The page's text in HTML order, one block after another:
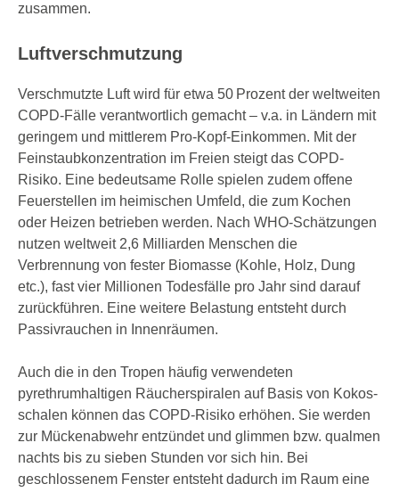
zusammen.
Luftverschmutzung
Verschmutzte Luft wird für etwa 50 Prozent der weltweiten
COPD-Fälle verantwortlich gemacht – v.a. in Ländern mit
geringem und mittlerem Pro-Kopf-Einkommen. Mit der
Feinstaubkonzen­tration im Freien steigt das COPD-
Risiko. Eine bedeutsame Rolle spielen zudem offene
Feuerstellen im heimischen Umfeld, die zum Kochen
oder Heizen betrieben werden. Nach WHO-Schätzungen
nutzen weltweit 2,6 Milliarden Menschen die
Verbrennung von fester Biomasse (Kohle, Holz, Dung
etc.), fast vier Millionen Todesfälle pro Jahr sind darauf
zurückführen. Eine weitere Belastung entsteht durch
Passivrauchen in Innenräumen.
Auch die in den Tropen häufig verwendeten
pyrethrumhaltigen Räucherspiralen auf Basis von Kokos­
schalen können das COPD-Risiko erhöhen. Sie werden
zur Mückenabwehr entzündet und glimmen bzw. qualmen
nachts bis zu sieben Stunden vor sich hin. Bei
geschlossenem Fenster entsteht dadurch im Raum eine